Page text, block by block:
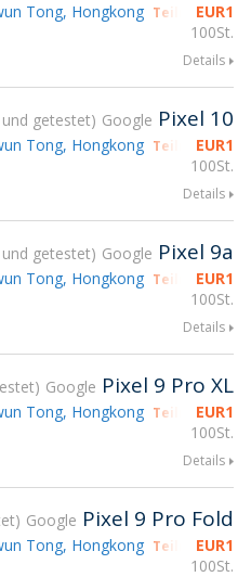
EUR1
100St.
Tong, Hongkong Teilnahme
Details
getestet Google Pixel 10
EUR1
100St.
Tong, Hongkong Teilnahme
Details
getestet Google Pixel 9a
EUR1
100St.
Tong, Hongkong Teilnahme
Details
Google Pixel 9 Pro XL
EUR1
100St.
Tong, Hongkong Teilnahme
Details
Google Pixel 9 Pro Fold
EUR1
100St.
Tong, Hongkong Teilnahme